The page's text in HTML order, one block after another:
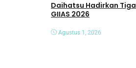
Daihatsu Hadirkan Tiga Penyegaran Baru di
GIIAS 2026
Agustus 1, 2026